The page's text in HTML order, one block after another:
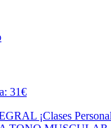
31€
¡Clases